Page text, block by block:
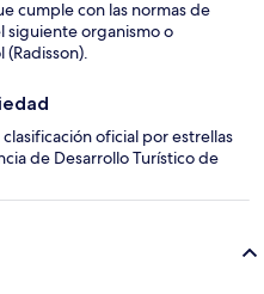
cumple con las normas de
siguiente organismo o
oficial por estrellas
de Desarrollo Turístico de